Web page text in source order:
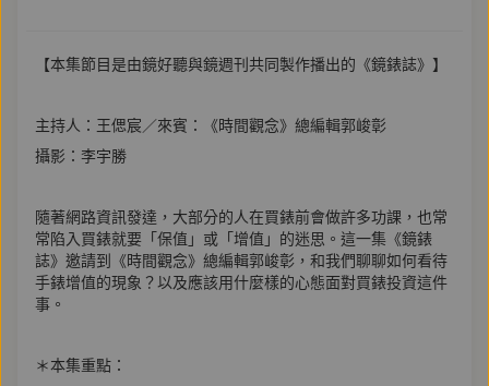
【本集節目是由鏡好聽與鏡週刊共同製作播出的《鏡錶誌》】
主持人：王偲宸／來賓：《時間觀念》總編輯郭峻彰
攝影：李宇勝
隨著網路資訊發達，大部分的人在買錶前會做許多功課，也常
常陷入買錶就要「保值」或「增值」的迷思。這一集《鏡錶
誌》邀請到《時間觀念》總編輯郭峻彰，和我們聊聊如何看待
手錶增值的現象？以及應該用什麼樣的心態面對買錶投資這件
事。
＊本集重點：